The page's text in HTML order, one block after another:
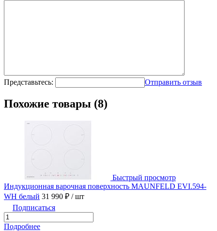
Представьтесь: Отправить отзыв
Похожие товары (8)
Быстрый просмотр
Индукционная варочная поверхность MAUNFELD EVI.594-
WH белый 31 990 ₽ / шт
Подписаться
Подробнее